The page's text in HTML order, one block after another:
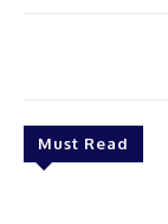
Must Read